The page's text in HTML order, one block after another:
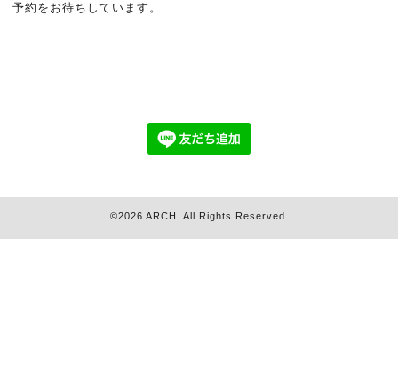
予約をお待ちしています。
©2026 ARCH . All Rights Reserved.